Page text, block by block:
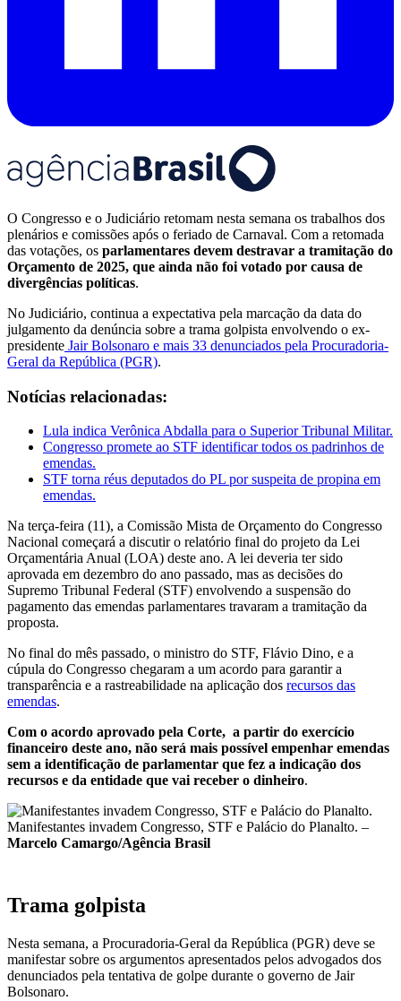
O Congresso e o Judiciário retomam nesta semana os trabalhos dos
plenários e comissões após o feriado de Carnaval. Com a retomada
das votações, os parlamentares devem destravar a tramitação do
Orçamento de 2025, que ainda não foi votado por causa de
divergências políticas.
No Judiciário, continua a expectativa pela marcação da data do
julgamento da denúncia sobre a trama golpista envolvendo o ex-
presidente Jair Bolsonaro e mais 33 denunciados pela Procuradoria-
Geral da República (PGR).
Notícias relacionadas:
Lula indica Verônica Abdalla para o Superior Tribunal Militar.
Congresso promete ao STF identificar todos os padrinhos de
emendas.
STF torna réus deputados do PL por suspeita de propina em
emendas.
Na terça-feira (11), a Comissão Mista de Orçamento do Congresso
Nacional começará a discutir o relatório final do projeto da Lei
Orçamentária Anual (LOA) deste ano. A lei deveria ter sido
aprovada em dezembro do ano passado, mas as decisões do
Supremo Tribunal Federal (STF) envolvendo a suspensão do
pagamento das emendas parlamentares travaram a tramitação da
proposta.
No final do mês passado, o ministro do STF, Flávio Dino, e a
cúpula do Congresso chegaram a um acordo para garantir a
transparência e a rastreabilidade na aplicação dos recursos das
emendas.
Com o acordo aprovado pela Corte, a partir do exercício
financeiro deste ano, não será mais possível empenhar emendas
sem a identificação de parlamentar que fez a indicação dos
recursos e da entidade que vai receber o dinheiro.
Manifestantes invadem Congresso, STF e Palácio do Planalto. –
Marcelo Camargo/Agência Brasil
Trama golpista
Nesta semana, a Procuradoria-Geral da República (PGR) deve se
manifestar sobre os argumentos apresentados pelos advogados dos
denunciados pela tentativa de golpe durante o governo de Jair
Bolsonaro.